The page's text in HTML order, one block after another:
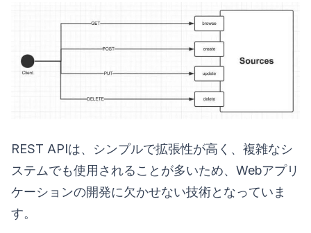
REST APIは、シンプルで拡張性が高く、複雑なシ
ステムでも使用されることが多いため、Webアプリ
ケーションの開発に欠かせない技術となっていま
す。